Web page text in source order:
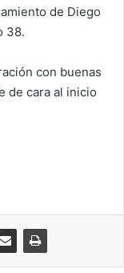
de Diego
38.
con buenas
de cara al inicio